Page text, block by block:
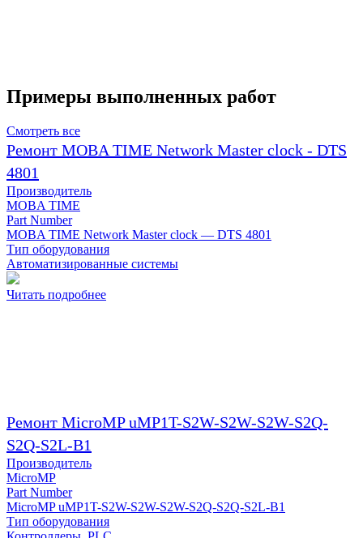
Примеры выполненных работ
Смотреть все
Ремонт MOBA TIME Network Master clock - DTS
4801
Производитель
MOBA TIME
Part Number
MOBA TIME Network Master clock — DTS 4801
Тип оборудования
Автоматизированные системы
Читать подробнее
Ремонт MicroMP uMP1T-S2W-S2W-S2W-S2Q-
S2Q-S2L-B1
Производитель
MicroMP
Part Number
MicroMP uMP1T-S2W-S2W-S2W-S2Q-S2Q-S2L-B1
Тип оборудования